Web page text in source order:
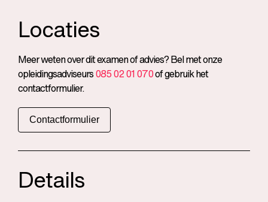
Locaties
Meer weten over dit examen of advies? Bel met onze
opleidingsadviseurs085 02 01 070of gebruik het
contactformulier.
Contactformulier
Details